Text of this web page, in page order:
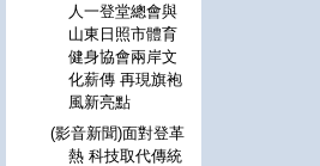
人一登堂總會與
山東日照市體育
健身協會兩岸文
化薪傳 再現旗袍
風新亮點
(影音新聞)面對登革
熱 科技取代傳統